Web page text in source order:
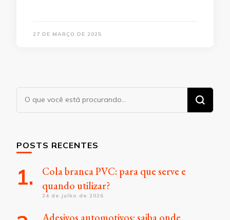
27 DE MARÇO DE 2025
Procurando
algo?
POSTS RECENTES
Cola branca PVC: para que serve e
quando utilizar?
24 de julho de 2026